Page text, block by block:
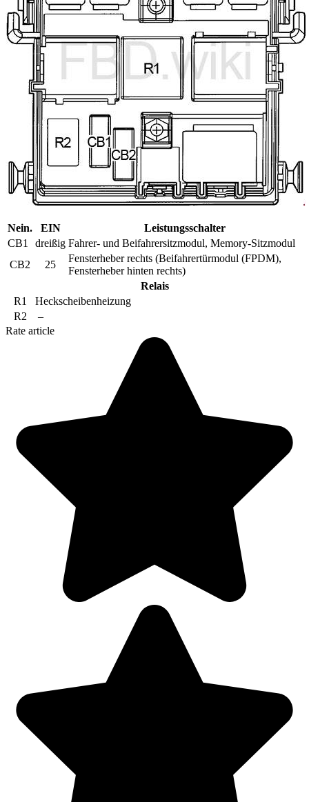
Nein. EIN
Leistungsschalter
CB1
dreißig Fahrer- und Beifahrersitzmodul, Memory-Sitzmodul
CB2
25
Fensterheber rechts (Beifahrertürmodul (FPDM),
Fensterheber hinten rechts)
Relais
R1
Heckscheibenheizung
R2
–
Rate article